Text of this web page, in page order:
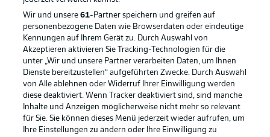
Football as it's meant to be
BUNDESLIGA APP
Wir und unsere61-Partner speichern und greifen auf
personenbezogene Daten wie Browserdaten oder eindeutige
Kennungen auf Ihrem Gerät zu. Durch Auswahl von
Akzeptieren aktivieren Sie Tracking-Technologien für die
unter „Wir und unsere Partner verarbeiten Daten, um Ihnen
Dienste bereitzustellen“ aufgeführten Zwecke. Durch Auswahl
von Alle ablehnen oder Widerruf Ihrer Einwilligung werden
diese deaktiviert. Wenn Tracker deaktiviert sind, sind manche
Inhalte und Anzeigen möglicherweise nicht mehr so relevant
für Sie. Sie können dieses Menü jederzeit wieder aufrufen, um
Ihre Einstellungen zu ändern oder Ihre Einwilligung zu